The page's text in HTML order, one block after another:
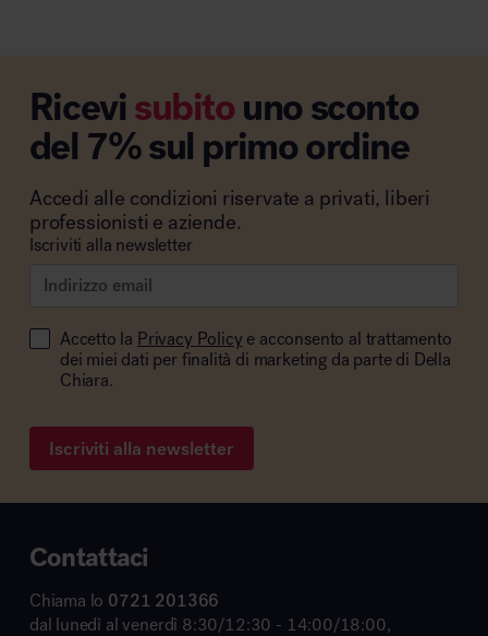
Ricevisubitouno sconto
del 7% sul primo ordine
Accedi alle condizioni riservate a privati, liberi
professionisti e aziende.
Iscriviti alla newsletter
Accetto la Privacy Policy e acconsento al trattamento
dei miei dati per finalità di marketing da parte di Della
Chiara.
Iscriviti alla newsletter
Contattaci
Chiama lo 0721 201366
dal lunedì al venerdì 8:30/12:30 - 14:00/18:00,